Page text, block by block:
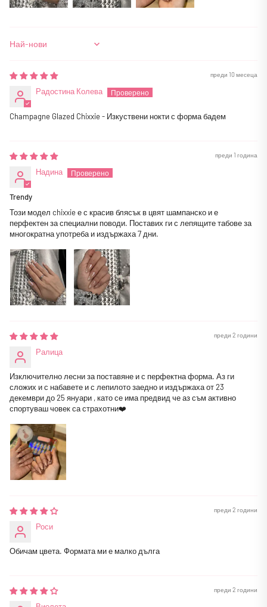
Sort by
преди 10 месеца
Радостина Колева
Champagne Glazed Chixxie - Изкуствени нокти с форма бадем
преди 1 година
Надина
Trendy
Този модел chixxie е с красив блясък в цвят шампанско и е
перфектен за специални поводи. Поставих ги с лепящите табове за
многократна употреба и издържаха 7 дни.
преди 2 години
Ралица
Изключително лесни за поставяне и с перфектна форма. Аз ги
сложих и с набавете и с лепилото заедно и издържаха от 23
декември до 25 януари , като се има предвид че аз съм активно
спортуваш човек са страхотни❤️
преди 2 години
Роси
Обичам цвета. Формата ми е малко дълга
преди 2 години